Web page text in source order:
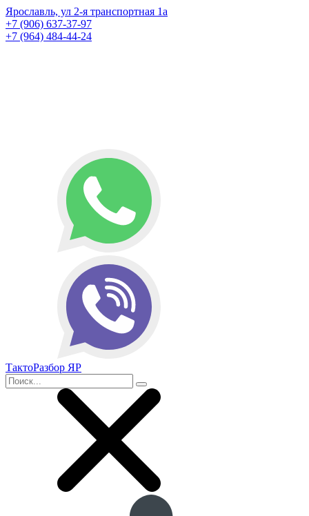
Ярославль, ул 2-я транспортная 1а
+7 (906) 637-37-97
+7 (964) 484-44-24
ТактоРазбор ЯР